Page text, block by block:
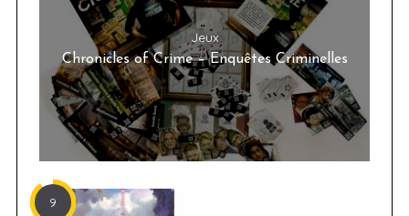
Jeux
Chronicles of Crime – Enquêtes Criminelles
9